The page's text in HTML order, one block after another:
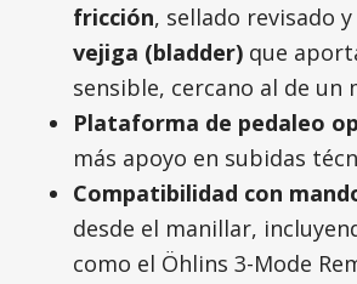
fricción, sellado revisado
vejiga (bladder) que
sensible, cercano al de un
Plataforma de pedaleo
más apoyo en subidas
Compatibilidad con
desde el manillar,
como el Öhlins 3-Mode